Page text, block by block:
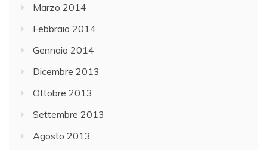
Marzo 2014
Febbraio 2014
Gennaio 2014
Dicembre 2013
Ottobre 2013
Settembre 2013
Agosto 2013